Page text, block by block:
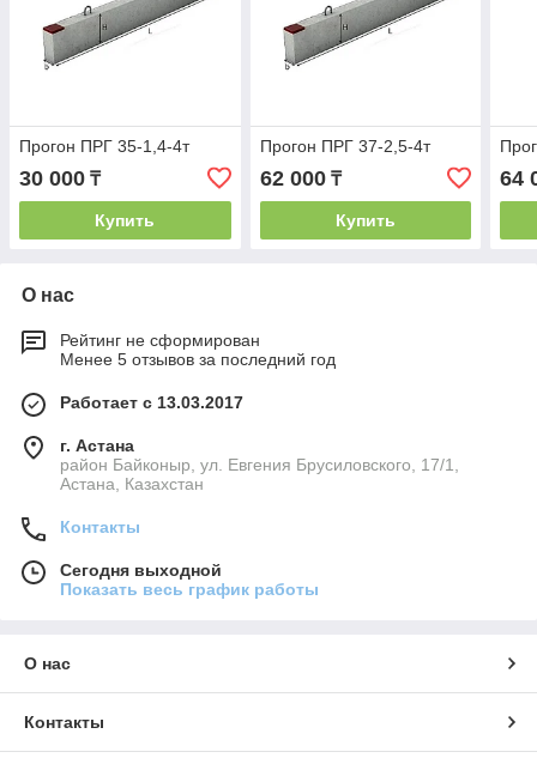
Прогон ПРГ 35-1,4-4т
30 000 ₸
Купить
Прогон ПРГ 37-2,5-4т
62 000₸
Купить
64
О нас
Рейтинг не сформирован
Менее 5 отзывов за последний год
Работает с 13.03.2017
г. Астана
район Байконыр, ул. Евгения Брусиловского, 17/1,
Астана, Казахстан
Контакты
Сегодня выходной
Показать весь график работы
О нас
Контакты